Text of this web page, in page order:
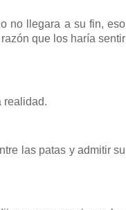
no llegara a su fin, eso
que los haría sentir
realidad.
las patas y admitir su